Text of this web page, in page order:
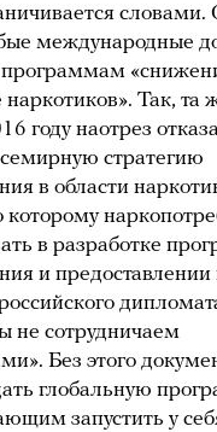
словами.
международные
наркотиков». Так, та
году наотрез
стратегию
в области
в разработке
и
не сотрудничаем
Без этого
глобальную
запустить у